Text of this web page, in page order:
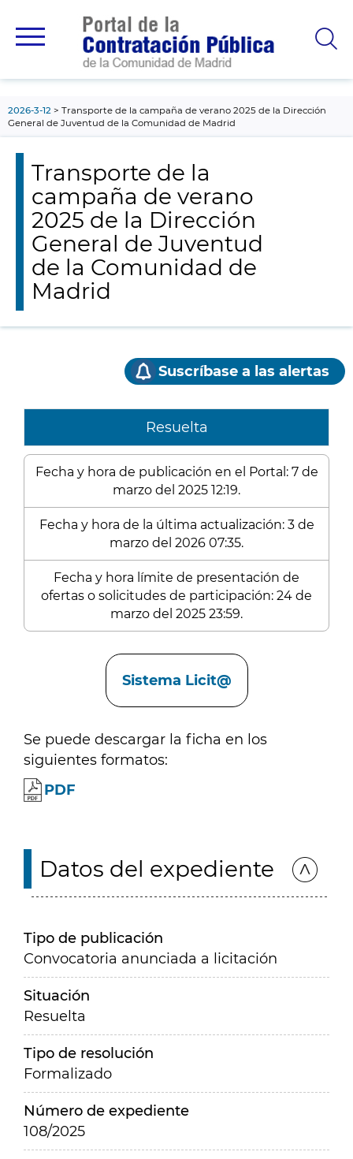
principal
2026-3-12
Transporte de la campaña de verano 2025 de la Dirección
General de Juventud de la Comunidad de Madrid
Transporte de la
campaña de verano
2025 de la Dirección
General de Juventud
de la Comunidad de
Madrid
Suscríbase a las alertas
Resuelta
Fecha y hora de publicación en el Portal: 7 de
marzo del 2025 12:19.
Fecha y hora de la última actualización: 3 de
marzo del 2026 07:35.
Fecha y hora límite de presentación de
ofertas o solicitudes de participación: 24 de
marzo del 2025 23:59.
Sistema Licit@
Se puede descargar la ficha en los
siguientes formatos:
PDF
Datos del expediente
Tipo de publicación
Convocatoria anunciada a licitación
Situación
Resuelta
Tipo de resolución
Formalizado
Número de expediente
108/2025